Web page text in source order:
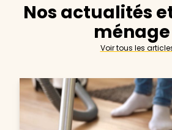
Nos actualités
Voir tous les